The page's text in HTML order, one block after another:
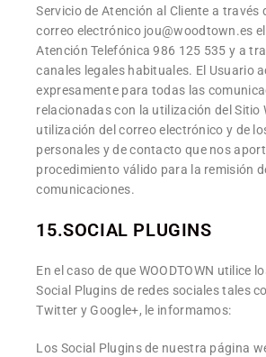
Servicio de Atención al Cliente a través
correo electrónico jou@woodtown.es
Atención Telefónica 986 125 535 y a
canales legales habituales. El Usuario
expresamente para todas las
relacionadas con la utilización del Sitio
utilización del correo electrónico y de
personales y de contacto que nos
procedimiento válido para la remisión
comunicaciones.
15.SOCIAL PLUGINS
En el caso de que WOODTOWN utilice
Social Plugins de redes sociales tales
Twitter y Google+, le informamos:
Los Social Plugins de nuestra página